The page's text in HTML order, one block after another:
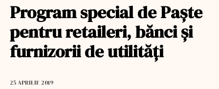
Program special de Paște
pentru retaileri, bănci și
furnizorii de utilități
25 APRILIE 2019